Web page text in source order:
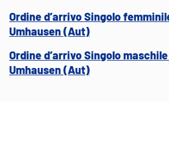
Ordine d’arrivo Singolo
Umhausen (Aut)
Ordine d’arrivo Singolo
Umhausen (Aut)